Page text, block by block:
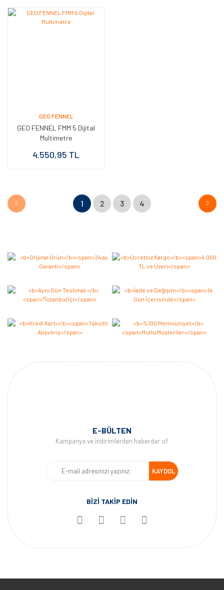
GEO FENNEL
GEO FENNEL FMM 5 Dijital
Multimetre
4.550,95 TL
1 2 3 4
E-BÜLTEN
Kampanya ve indirimlerden haberdar ol!
KAYDOL
BİZİ TAKİP EDİN